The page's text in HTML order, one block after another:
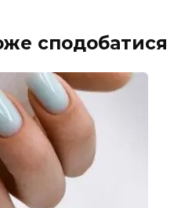
сподобатися